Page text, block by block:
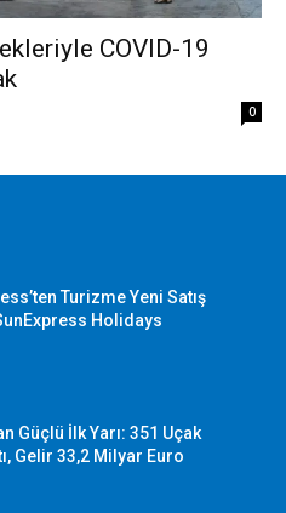
COVID-19
0
Turizme Yeni Satış
Holidays
Güçlü İlk Yarı: 351 Uçak
Gelir 33,2 Milyar Euro